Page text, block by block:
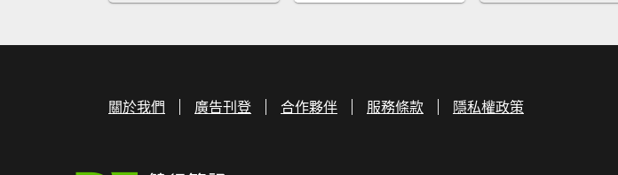
關於我們 廣告刊登 合作夥伴 服務條款 隱私權政策